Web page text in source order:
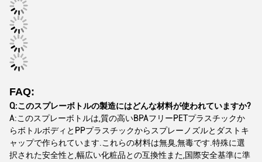
FAQ:
Q:このスプレーボトルの製造にはどんな材料が使われていますか?
A:このスプレーボトルは,質の高いBPAフリーPETプラスチックか
らボトルボディとPPプラスチックからスプレーノズルとダストキ
ャップで作られています.これらの材料は無臭,無毒です.特殊に選
択された安全性と,幅広い化粧品との互換性また,国際安全基準に準